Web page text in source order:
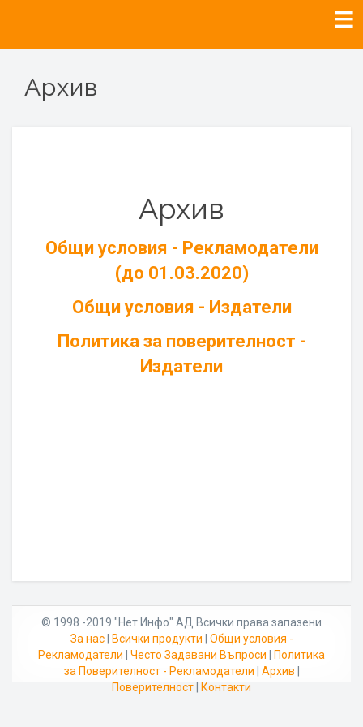
Архив
Архив
Общи условия - Рекламодатели
(до 01.03.2020)
Общи условия - Издатели
Политика за поверителност -
Издатели
© 1998 -2019 "Нет Инфо" АД Всички права запазени
За нас| Всички продукти
Общи условия -
Рекламодатели
Често Задавани Въпроси
Политика
за Поверителност - Рекламодатели
Архив
Поверителност
Контакти